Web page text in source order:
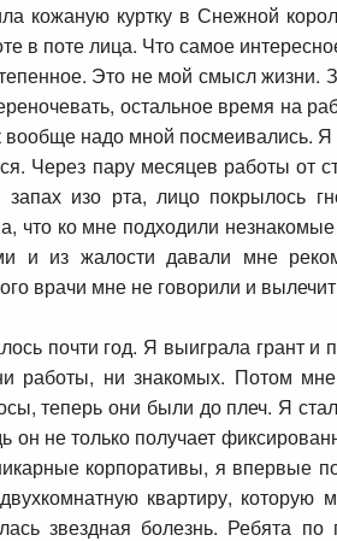
кожаную куртку в Снежной
в поте лица. Что самое
Это не мой смысл жизни.
остальное время на
вообще надо мной посмеивались.
Через пару месяцев работы от
запах изо рта, лицо покрылось
что ко мне подходили
и из жалости давали мне
врачи мне не говорили и
почти год. Я выиграла грант
работы, ни знакомых. Потом
теперь они были до плеч. Я
он не только получает
корпоративы, я впервые
квартиру,
звездная болезнь. Ребята